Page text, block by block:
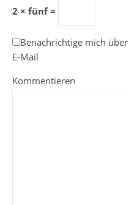
2 × fünf =
Benachrichtige mich
E-Mail
Kommentieren